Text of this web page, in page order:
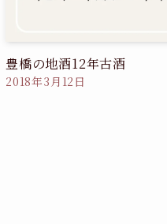
豊橋の地酒12年古酒
2018年3月12日